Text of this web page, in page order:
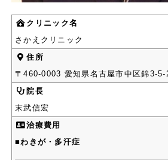
クリニック名
さかえクリニック
住所
〒460-0003 愛知県名古屋市中区錦3-
院長
末武信宏
治療費用
■わきが・多汗症